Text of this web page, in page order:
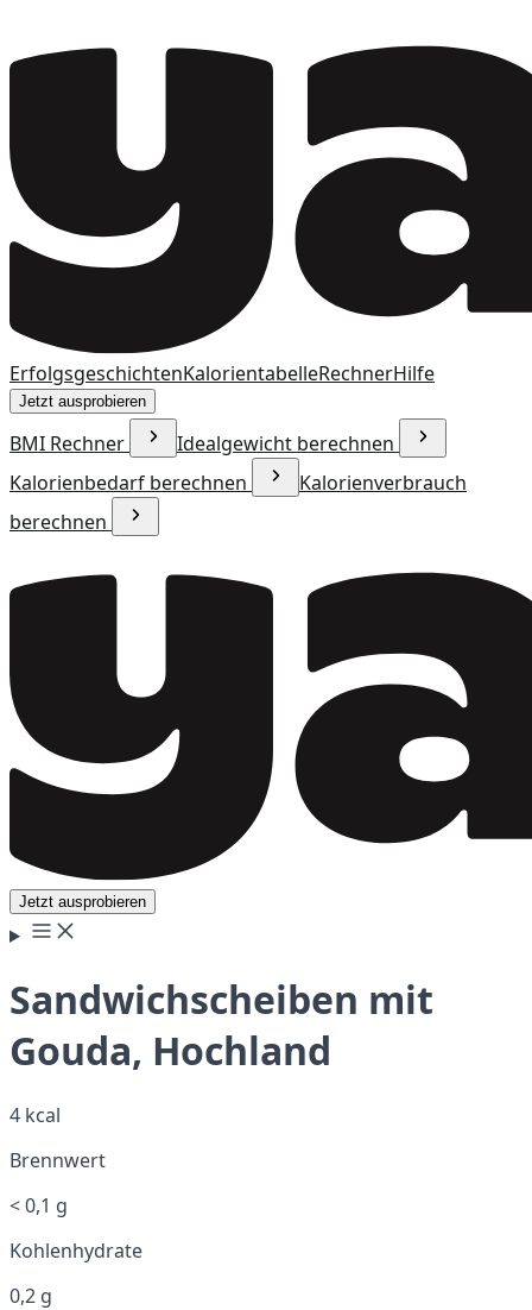
ErfolgsgeschichtenKalorientabelleRechnerHilfe
Jetzt ausprobieren
BMI Rechner
Idealgewicht berechnen
Kalorienbedarf berechnen
Kalorienverbrauch
berechnen
Jetzt ausprobieren
Sandwichscheiben mit
Gouda, Hochland
4 kcal
Brennwert
< 0,1 g
Kohlenhydrate
0,2 g